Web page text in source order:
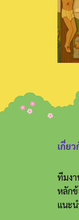
เกี่ยว
ทีมงา
หลัก
แนะ